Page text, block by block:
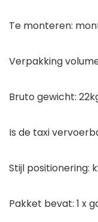
Te monteren:
Verpakking
Bruto gewicht:
Is de taxi
Stijl positionering:
Pakket bevat: 1 x